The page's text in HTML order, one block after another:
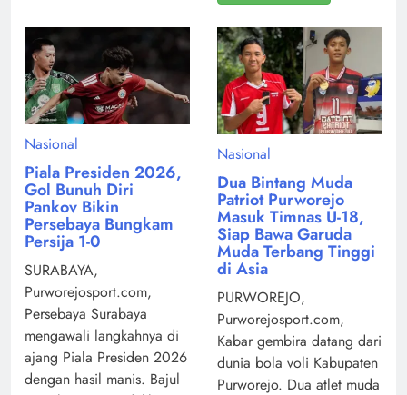
Nasional
Piala Presiden 2026,
Gol Bunuh Diri
Pankov Bikin
Persebaya Bungkam
Persija 1-0
SURABAYA,
Purworejosport.com,
Persebaya Surabaya
mengawali langkahnya di
ajang Piala Presiden 2026
dengan hasil manis. Bajul
Nasional
Dua Bintang Muda
Patriot Purworejo
Masuk Timnas U-18,
Siap Bawa Garuda
Muda Terbang Tinggi
di Asia
PURWOREJO,
Purworejosport.com,
Kabar gembira datang dari
dunia bola voli Kabupaten
Purworejo. Dua atlet muda